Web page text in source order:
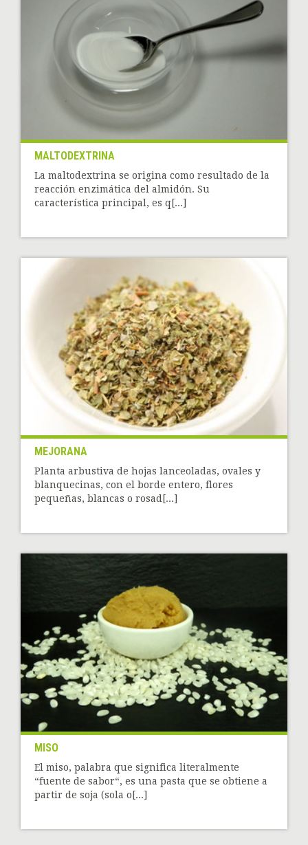
MALTODEXTRINA
La maltodextrina se origina como resultado de la
reacción enzimática del almidón. Su
característica principal, es q[...]
MEJORANA
Planta arbustiva de hojas lanceoladas, ovales y
blanquecinas, con el borde entero, flores
pequeñas, blancas o rosad[...]
MISO
El miso, palabra que significa literalmente
“fuente de sabor“, es una pasta que se obtiene a
partir de soja (sola o[...]